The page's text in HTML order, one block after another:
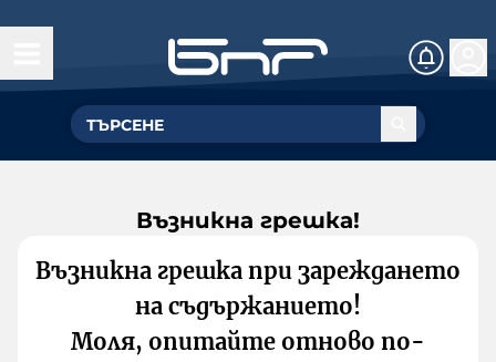
Възникна грешка!
Възникна грешка при зареждането
на съдържанието!
Моля, опитайте отново по-